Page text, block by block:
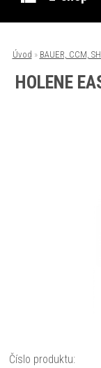
Úvod » BAUER, CCM,
HOLENE
Číslo produktu: